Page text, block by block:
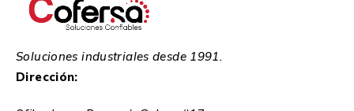
Soluciones industriales desde 1991.
Dirección: